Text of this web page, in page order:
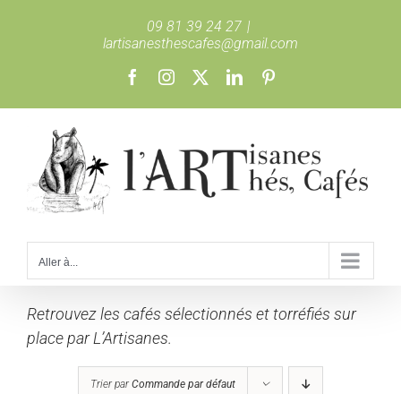
09 81 39 24 27 |
lartisanesthescafes@gmail.com
FacebookInstagram LinkedIn
Aller à...
Retrouvez les cafés sélectionnés et torréfiés sur
place par L’Artisanes.
Trier parCommande par défaut